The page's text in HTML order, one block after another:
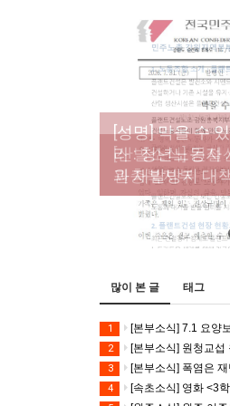
[성명] 막을 수
라 : 청년노동자
과 재발방지 대
[산별소식] 건
원충북지부
[강릉,속초,원주,
모
[조합원☆인터
규직노동조합
[본부소식] 강원
많이 본 글 태그
1 [본부소식] 7.1 요양
2 [본부소식] 원청교섭 원년. 초기
3 [본부소식] 폭염은 재난
4 [속초소식] 영화 <3